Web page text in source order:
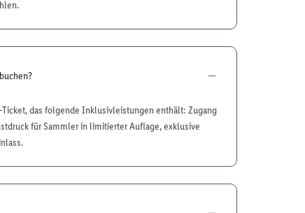
das folgende Inklusivleistungen enthält: Zugang
für Sammler in limitierter Auflage, exklusive